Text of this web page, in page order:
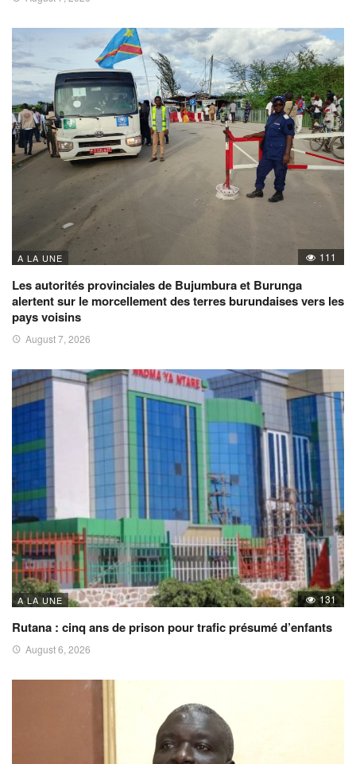
A LA UNE 111
Les autorités provinciales de Bujumbura et Burunga
alertent sur le morcellement des terres burundaises vers les
pays voisins
August 7, 2026
A LA UNE 131
Rutana : cinq ans de prison pour trafic présumé d’enfants
August 6, 2026